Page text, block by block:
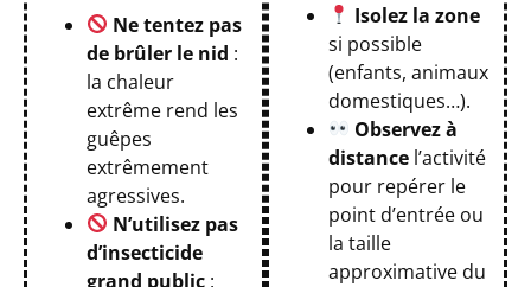
Ne tentez pas
de brûler le nid :
la chaleur
extrême rend les
guêpes
extrêmement
agressives.
N’utilisez pas
d’insecticide
grand public :
Isolez la zone
si possible
(enfants, animaux
domestiques…).
Observez à
distance l’activité
pour repérer le
point d’entrée ou
la taille
approximative du